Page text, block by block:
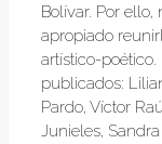
Bolívar. Por
apropiado
artístico-
publicados:
Pardo, Víctor
Junieles,